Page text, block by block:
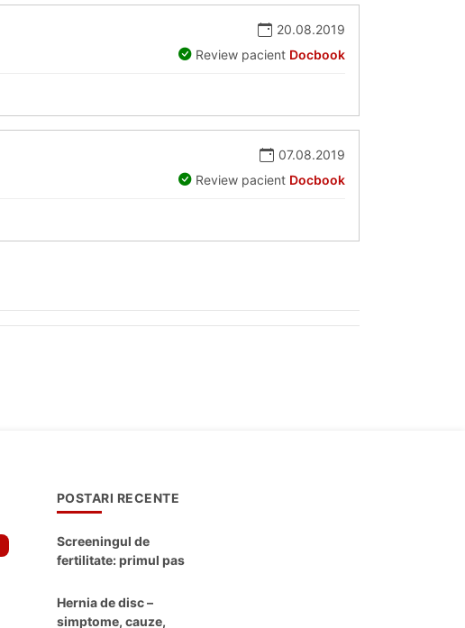
20.08.2019
Review pacient Docbook
07.08.2019
Review pacient Docbook
POSTARI RECENTE
Screeningul de
fertilitate: primul pas
Hernia de disc –
simptome, cauze,